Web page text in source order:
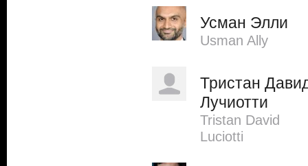
Усман Элли
Usman Ally
Тристан
Лучиотти
Tristan David
Luciotti